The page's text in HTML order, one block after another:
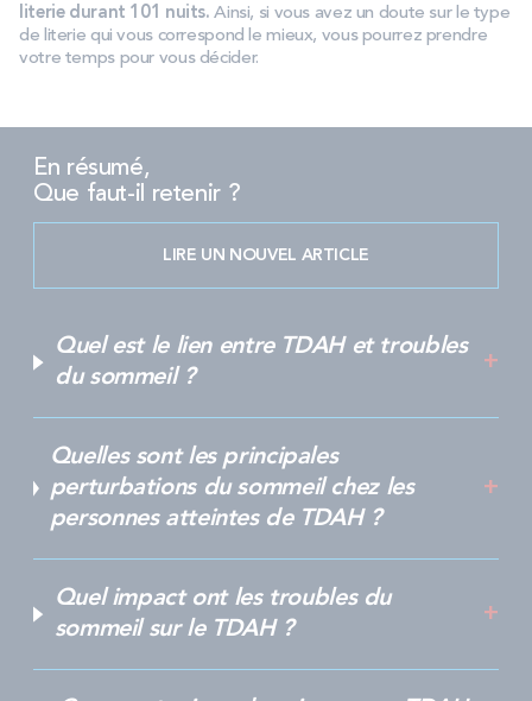
literie durant 101 nuits.Ainsi, si vous avez un doute sur le type
de literie qui vous correspond le mieux, vous pourrez prendre
votre temps pour vous décider.
En résumé,
Que faut-il retenir ?
LIRE UN NOUVEL ARTICLE
Quel est le lien entre TDAH et troubles
du sommeil ?
Quelles sont les principales
perturbations du sommeil chez les
personnes atteintes de TDAH ?
Quel impact ont les troubles du
sommeil sur le TDAH ?